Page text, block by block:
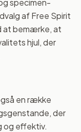
specimen-
af Free Spirit
at bemærke, at
hjul, der
en række
der
og effektiv.